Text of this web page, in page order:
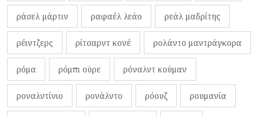
ράσελ μάρτιν ραφαέλ λεάο ρεάλ μαδρίτης
ρέιντζερς ρίτσαρντ κονέ ρολάντο μαντράγκορα
ρόμα ρόμπι ούρε ρόναλντ κούμαν
ροναλντίνιο ρονάλντο ρόουζ ρουμανία